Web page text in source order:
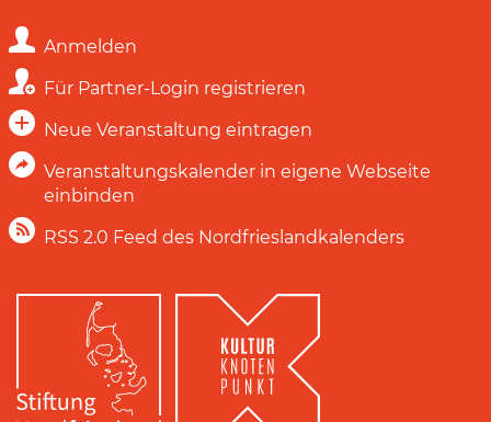
Anmelden
Für Partner-Login registrieren
Neue Veranstaltung eintragen
Veranstaltungskalender in eigene Webseite
einbinden
RSS 2.0 Feed des Nordfrieslandkalenders